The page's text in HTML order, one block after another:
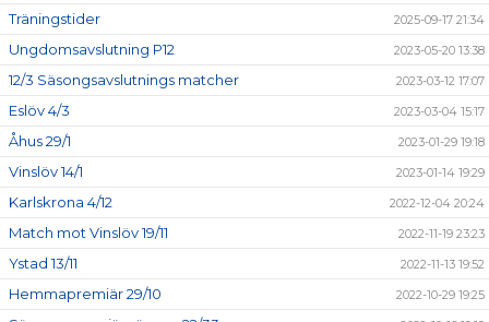
Träningstider 2025-09-17 21:34
Ungdomsavslutning P12 2023-05-20 13:38
12/3 Säsongsavslutnings matcher 2023-03-12 17:07
Eslöv 4/3 2023-03-04 15:17
Åhus 29/1 2023-01-29 19:18
Vinslöv 14/1 2023-01-14 19:29
Karlskrona 4/12 2022-12-04 20:24
Match mot Vinslöv 19/11 2022-11-19 23:23
Ystad 13/11 2022-11-13 19:52
Hemmapremiär 29/10 2022-10-29 19:25